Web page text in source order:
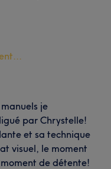
je
par Chrystelle!
et sa technique
visuel, le moment
de détente!